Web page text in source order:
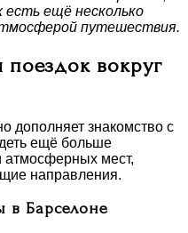
есть ещё несколько
путешествия.
вокруг
дополняет знакомство с
ещё больше
мест,
направления.
Барселоне